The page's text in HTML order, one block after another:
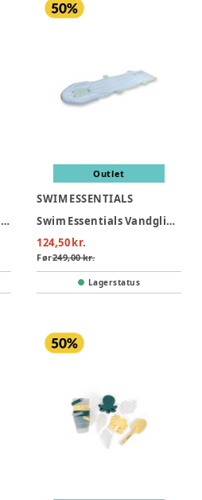
Swim Essentials Baby Plaskestol Med Skygge - Mermaid Bubbles
Outlet
SWIM ESSENTIALS
Swim Essentials Vandglidebane 550 cm - Crocodile
124,50 kr.
Før249,00 kr.
Lagerstatus